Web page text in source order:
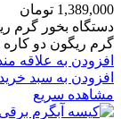
1,389,000 تومان
دستگاه بخور گرم
گرم ریگون دو
افزودن به علاقه
افزودن به سبد خرید
مشاهده سریع